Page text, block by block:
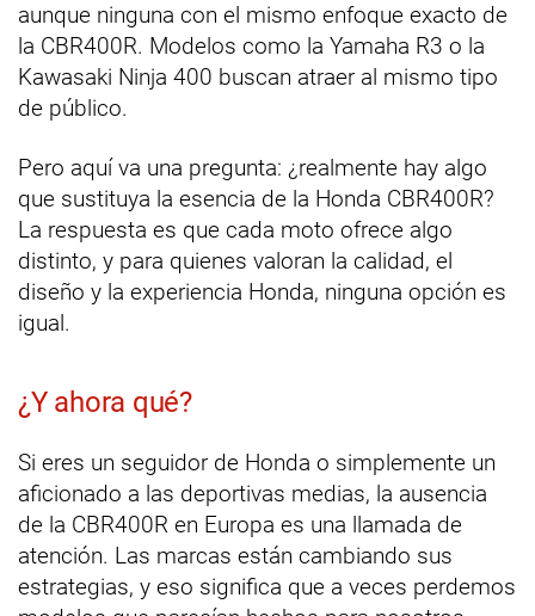
aunque ninguna con el mismo enfoque exacto de
la CBR400R. Modelos como la Yamaha R3 o la
Kawasaki Ninja 400 buscan atraer al mismo tipo
de público.
Pero aquí va una pregunta: ¿realmente hay algo
que sustituya la esencia de la Honda CBR400R?
La respuesta es que cada moto ofrece algo
distinto, y para quienes valoran la calidad, el
diseño y la experiencia Honda, ninguna opción es
igual.
¿Y ahora qué?
Si eres un seguidor de Honda o simplemente un
aficionado a las deportivas medias, la ausencia
de la CBR400R en Europa es una llamada de
atención. Las marcas están cambiando sus
estrategias, y eso significa que a veces perdemos